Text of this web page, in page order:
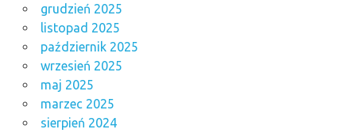
grudzień 2025
listopad 2025
październik 2025
wrzesień 2025
maj 2025
marzec 2025
sierpień 2024